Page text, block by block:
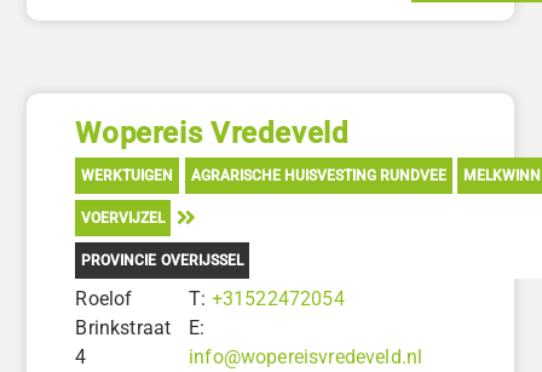
Wopereis Vredeveld
WERKTUIGEN AGRARISCHE HUISVESTING RUNDVEE
VOERVIJZEL
PROVINCIE OVERIJSSEL
Roelof
Brinkstraat
4
T: +31522472054
E:
info@wopereisvredeveld.nl